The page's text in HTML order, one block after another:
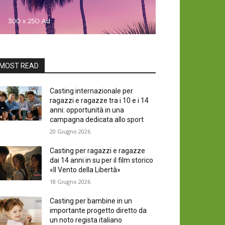
READ
Casting internazionale per
ragazzi e ragazze tra i 10 e i 14
anni: opportunità in una
campagna dedicata allo sport
20 Giugno 2026
Casting per ragazzi e ragazze
dai 14 anni in su per il film storico
«Il Vento della Libertà»
18 Giugno 2026
Casting per bambine in un
importante progetto diretto da
un noto regista italiano